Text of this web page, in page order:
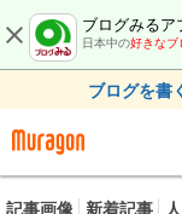
ブログみるア
日本中の好きなブ
ブログを書
記事画像 新着記事